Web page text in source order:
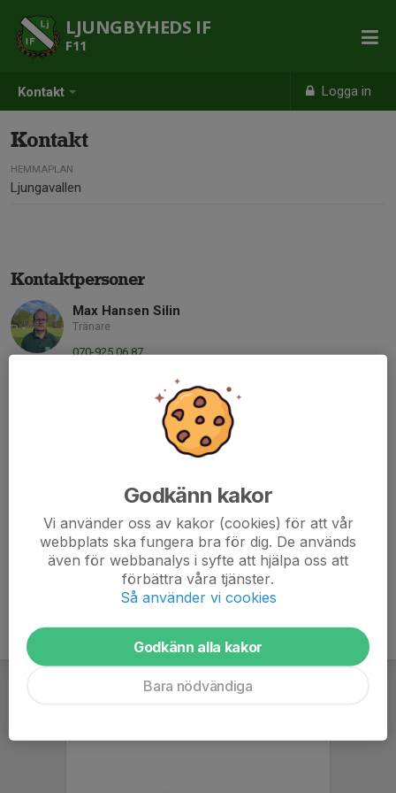
Kontakt Logga in
LJUNGBYHEDS IF
F11
Kontakt
HEMMAPLAN
Ljungavallen
Kontaktpersoner
Max Hansen Silin
Tränare
070-925 06 87
Jens Henrik Ringsbo
jenshenrik.ringsbo@perstorp.com
Alexandra Wulff Ulander
Assisterande Tränare
073-094 10 10
Alexandrawulff@gmail.com
Godkänn kakor
Vi använder oss av kakor (cookies) för att vår
webbplats ska fungera bra för dig. De används
även för webbanalys i syfte att hjälpa oss att
förbättra våra tjänster.
Så använder vi cookies
Godkänn alla kakor
Bara nödvändiga